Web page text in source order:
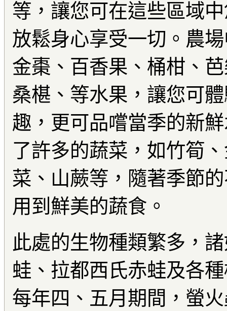
等，讓您可在這些區域
放鬆身心享受一切。農
金棗、百香果、桶柑、
桑椹、等水果，讓您可
趣，更可品嚐當季的新
了許多的蔬菜，如竹筍
菜、山蕨等，隨著季節
用到鮮美的蔬食。
此處的生物種類繁多，
蛙、拉都西氏赤蛙及各
每年四、五月期間，螢